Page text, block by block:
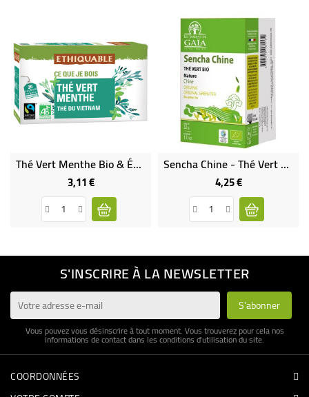
Thé Vert Menthe Bio & Équitable
3,11 €Prix
Sencha Chine - Thé Vert Nature Bio
4,25 €Prix
S'INSCRIRE À LA NEWSLETTER
Vous pouvez vous désinscrire à tout moment. Vous trouverez pour cela nos
informations de contact dans les conditions d'utilisation du site.
COORDONNÉES